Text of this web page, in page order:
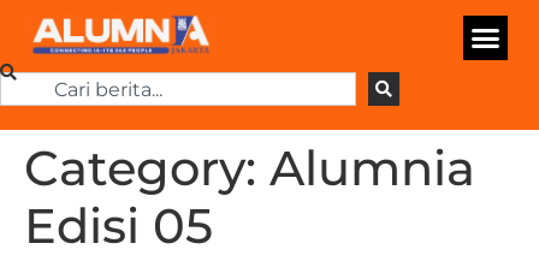
Category: Alumnia
Edisi 05